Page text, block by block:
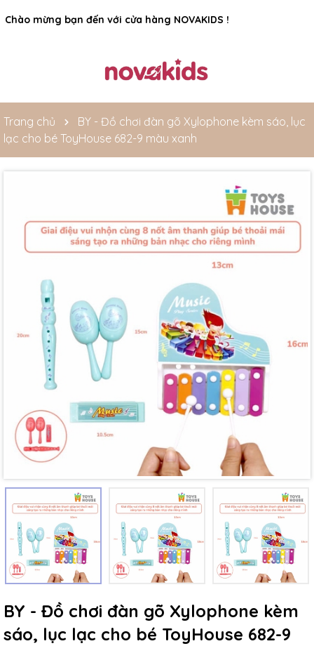
Rất nhiều ưu đãi và chương trình khuyến mãi đang chờ đợi
bạn
Trang chủ
BY - Đồ chơi đàn gõ Xylophone kèm sáo, lục
lạc cho bé ToyHouse 682-9 màu xanh
BY - Đồ chơi đàn gõ Xylophone kèm
sáo, lục lạc cho bé ToyHouse 682-9
Mã giảm giá:
Ngày hết hạn:
Điều kiện: